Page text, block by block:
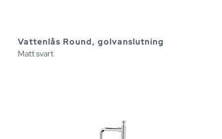
Vattenlås Round, golvanslutning
Matt svart